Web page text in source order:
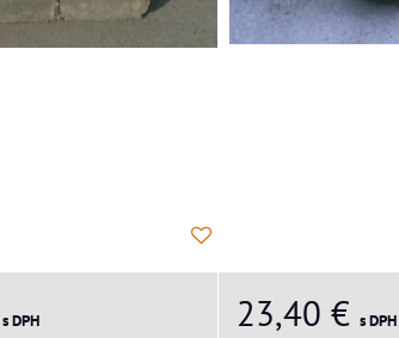
s DPH 23,40 € s DPH